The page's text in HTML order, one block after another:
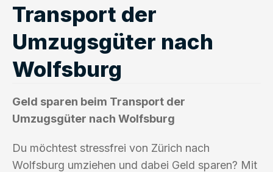
Transport der
Umzugsgüter nach
Wolfsburg
Geld sparen beim Transport der
Umzugsgüter nach Wolfsburg
Du möchtest stressfrei von Zürich nach
Wolfsburg umziehen und dabei Geld sparen? Mit